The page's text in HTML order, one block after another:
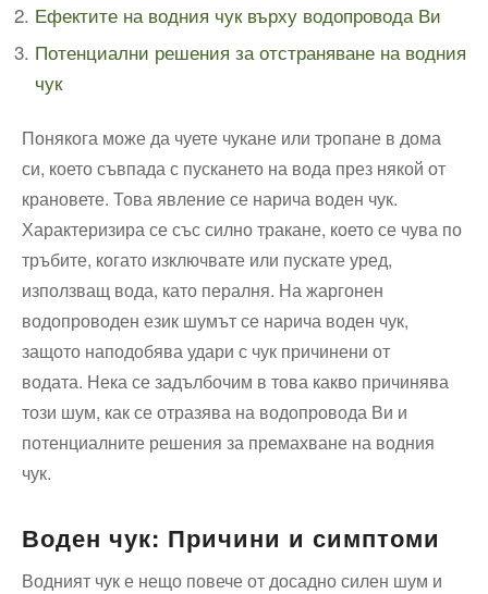
Ефектите на водния чук върху водопровода Ви
Потенциални решения за отстраняване на водния
чук
Понякога може да чуете чукане или тропане в дома
си, което съвпада с пускането на вода през някой от
крановете. Това явление се нарича воден чук.
Характеризира се със силно тракане, което се чува по
тръбите, когато изключвате или пускате уред,
използващ вода, като пералня. На жаргонен
водопроводен език шумът се нарича воден чук,
защото наподобява удари с чук причинени от
водата. Нека се задълбочим в това какво причинява
този шум, как се отразява на водопровода Ви и
потенциалните решения за премахване на водния
чук.
Воден чук: Причини и симптоми
Водният чук е нещо повече от досадно силен шум и